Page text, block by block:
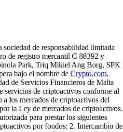
de responsabilidad limitada
de registro mercantil C 88392 y
Park, Triq Mikiel Ang Borg, SPK
bajo el nombre de Crypto.com,
de Servicios Financieros de Malta
servicios de criptoactivos conforme al
los mercados de criptoactivos del
la Ley de mercados de criptoactivos.
para prestar los siguientes
por fondos; 2. Intercambio de